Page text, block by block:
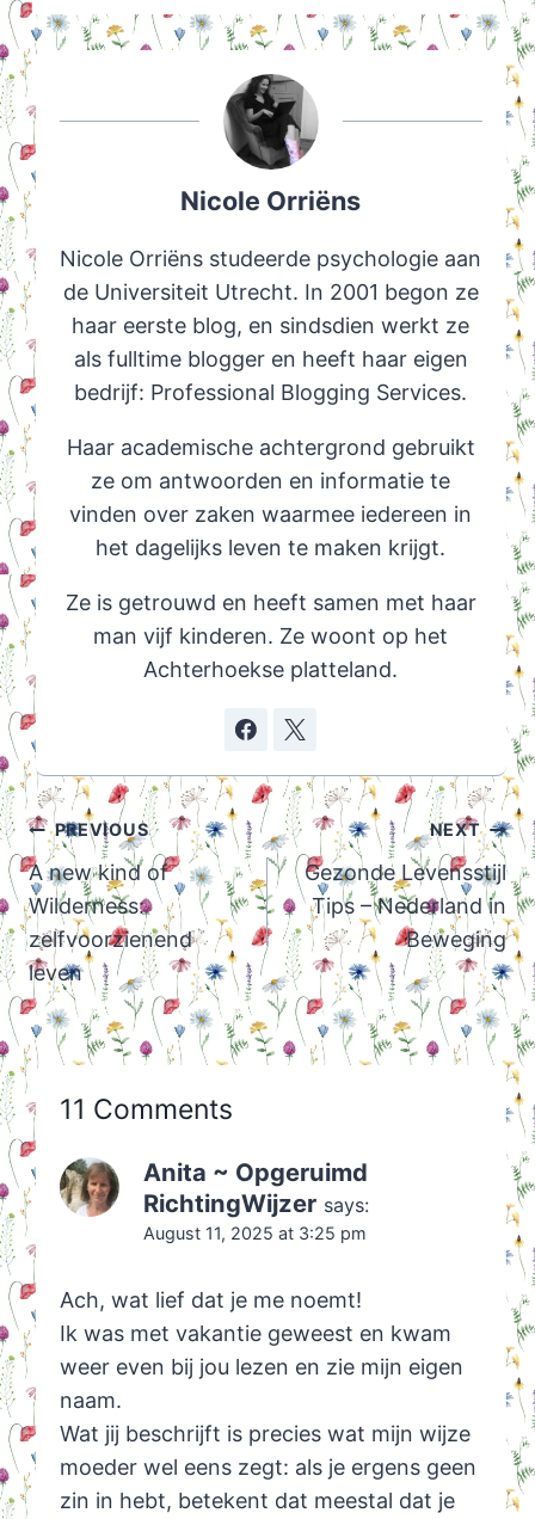
Nicole Orriëns
Nicole Orriëns studeerde psychologie aan
de Universiteit Utrecht. In 2001 begon ze
haar eerste blog, en sindsdien werkt ze
als fulltime blogger en heeft haar eigen
bedrijf: Professional Blogging Services.
Haar academische achtergrond gebruikt
ze om antwoorden en informatie te
vinden over zaken waarmee iedereen in
het dagelijks leven te maken krijgt.
Ze is getrouwd en heeft samen met haar
man vijf kinderen. Ze woont op het
Achterhoekse platteland.
Post
navigation
PREVIOUS
A new kind of
Wilderness:
zelfvoorzienend
leven
NEXT
Gezonde Levensstijl
Tips – Nederland in
Beweging
11 Comments
Anita ~ Opgeruimd
RichtingWijzer says:
August 11, 2025 at 3:25 pm
Ach, wat lief dat je me noemt!
Ik was met vakantie geweest en kwam
weer even bij jou lezen en zie mijn eigen
naam.
Wat jij beschrijft is precies wat mijn wijze
moeder wel eens zegt: als je ergens geen
zin in hebt, betekent dat meestal dat je